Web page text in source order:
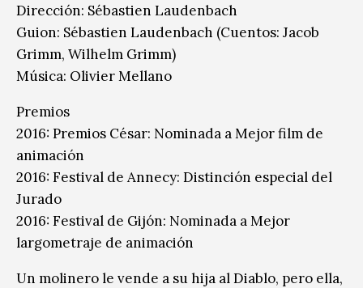
Dirección: Sébastien Laudenbach
Guion: Sébastien Laudenbach (Cuentos: Jacob
Grimm, Wilhelm Grimm)
Música: Olivier Mellano
Premios
2016: Premios César: Nominada a Mejor film de
animación
2016: Festival de Annecy: Distinción especial del
Jurado
2016: Festival de Gijón: Nominada a Mejor
largometraje de animación
Un molinero le vende a su hija al Diablo, pero ella,